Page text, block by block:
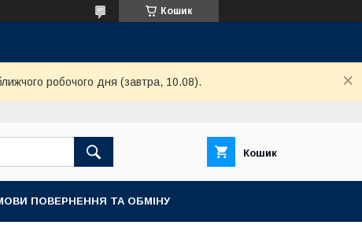
Кошик
робочого дня (завтра, 10.08).
Кошик
ПОВЕРНЕННЯ ТА ОБМІНУ